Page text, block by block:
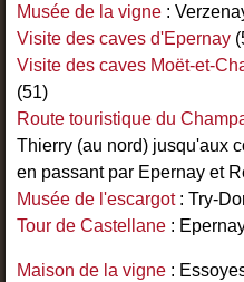
Musée de la vigne :
Visite des caves d'Epernay
Visite des caves Moët-et-
(51)
Route touristique du
Thierry (au nord) jusqu'aux
en passant par Epernay et
Musée de l'escargot: Try-
Tour de Castellane :
Maison de la vigne :